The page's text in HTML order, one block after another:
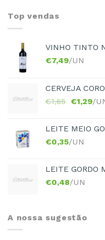
Top vendas
VINHO TINTO
€7,49/UN
CERVEJA
€1,65 €1,29/
LEITE MEIO
€0,35/UN
LEITE GORDO
€0,48/UN
A nossa sugestão